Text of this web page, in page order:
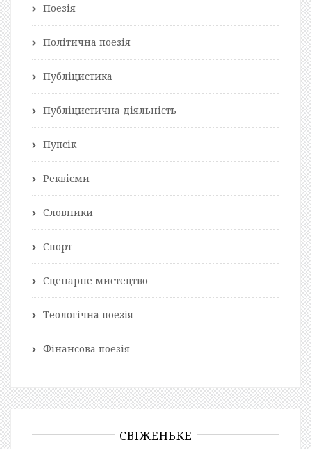
Поезія
Політична поезія
Публіцистика
Публіцистична діяльність
Пупсік
Реквієми
Словники
Спорт
Сценарне мистецтво
Теологічна поезія
Фінансова поезія
СВІЖЕНЬКЕ